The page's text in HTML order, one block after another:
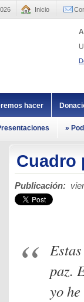
Inicio
hacer
»
Cuadro
Publicación:
paz.
yo